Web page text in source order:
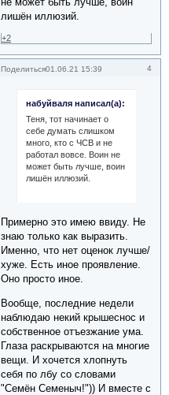
лишён иллюзий.
+2
Поделиться 4
01.06.21 15:39
набуйваля написал(а):
Теня, тот начинает о
себе думать слишком
много, кто с ЧСВ и не
работал вовсе. Воин не
может быть лучше, воин
лишён иллюзий.
Примерно это имею ввиду. Не
знаю только как выразить.
Именно, что нет оценок лучше/
хуже. Есть иное проявление.
Оно просто иное.
Вообще, последние недели
наблюдаю некий крышеснос и
собственное отъезжание ума.
Глаза раскрываются на многие
вещи. И хочется хлопнуть
себя по лбу со словами
"Семён Семеныч!")) И вместе с